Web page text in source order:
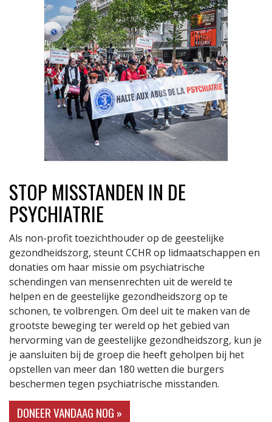
STOP MISSTANDEN IN DE
PSYCHIATRIE
Als non-profit toezichthouder op de geestelijke
gezondheidszorg, steunt CCHR op lidmaatschappen en
donaties om haar missie om psychiatrische
schendingen van mensenrechten uit de wereld te
helpen en de geestelijke gezondheidszorg op te
schonen, te volbrengen. Om deel uit te maken van de
grootste beweging ter wereld op het gebied van
hervorming van de geestelijke gezondheidszorg, kun je
je aansluiten bij de groep die heeft geholpen bij het
opstellen van meer dan 180 wetten die burgers
beschermen tegen psychiatrische misstanden.
DONEER VANDAAG NOG »